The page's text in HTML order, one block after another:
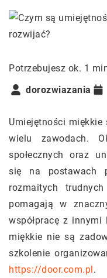
Potrzebujesz ok. 1
dorozwiazania
Umiejętności
wielu zawodach.
społecznych oraz
się na postawach
rozmaitych
pomagają w
współpracę z
miękkie nie są
szkolenie
https://door.com.pl.